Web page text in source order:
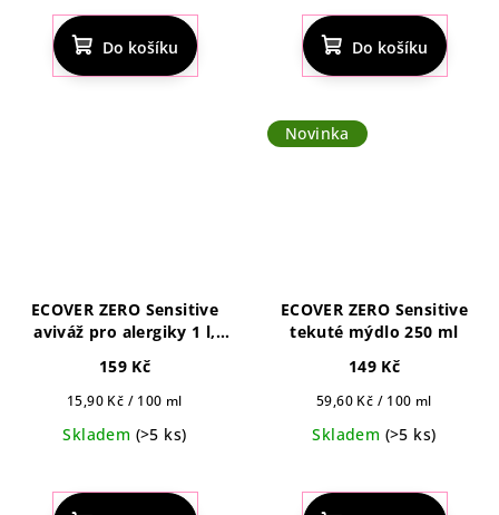
Do košíku Do košíku
ECOVER ZERO Sensitive
aviváž pro alergiky 1 l,
159 Kč
Měrná
15,90 Kč / 100 ml
Skladem (>5 ks)
Novinka
ECOVER ZERO Sensitive
tekuté mýdlo 250 ml
149 Kč
Měrná
59,60 Kč / 100 ml
Skladem (>5 ks)